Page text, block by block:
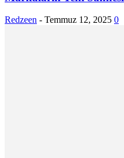
Redzeen - Temmuz 12, 2025 0